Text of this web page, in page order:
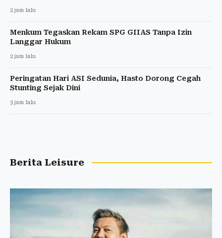
2 jam lalu
Menkum Tegaskan Rekam SPG GIIAS Tanpa Izin
Langgar Hukum
2 jam lalu
Peringatan Hari ASI Sedunia, Hasto Dorong Cegah
Stunting Sejak Dini
3 jam lalu
Berita Leisure